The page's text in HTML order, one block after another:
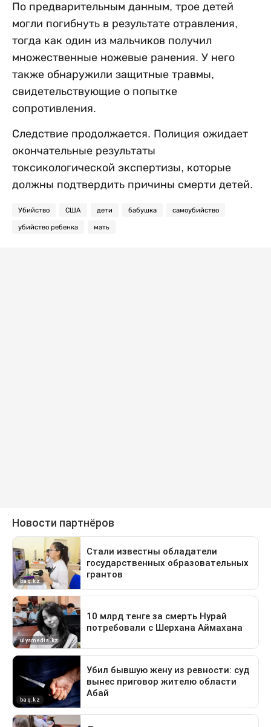
По предварительным данным, трое детей
могли погибнуть в результате отравления,
тогда как один из мальчиков получил
множественные ножевые ранения. У него
также обнаружили защитные травмы,
свидетельствующие о попытке
сопротивления.
Следствие продолжается. Полиция ожидает
окончательные результаты
токсикологической экспертизы, которые
должны подтвердить причины смерти детей.
Убийство США дети бабушка самоубийство
убийство ребенка мать